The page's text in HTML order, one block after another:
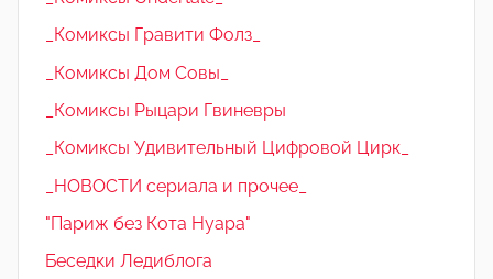
_Комиксы Гравити Фолз_
_Комиксы Дом Совы_
_Комиксы Рыцари Гвиневры
_Комиксы Удивительный Цифровой Цирк_
_НОВОСТИ сериала и прочее_
"Париж без Кота Нуара"
Беседки Ледиблога